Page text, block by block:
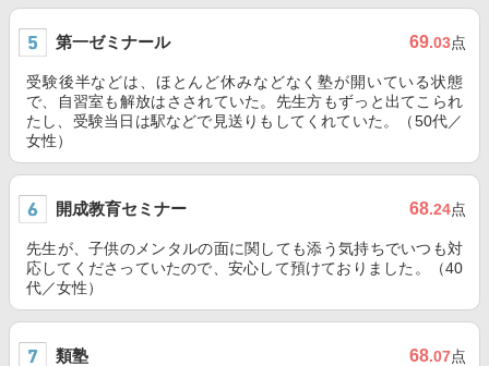
第一ゼミナール 69.03点
受験後半などは、ほとんど休みなどなく塾が開いている状態
で、自習室も解放はさされていた。先生方もずっと出てこられ
たし、受験当日は駅などで見送りもしてくれていた。（50代／
女性）
開成教育セミナー 68.24点
先生が、子供のメンタルの面に関しても添う気持ちでいつも対
応してくださっていたので、安心して預けておりました。（40
代／女性）
類塾 68.07点